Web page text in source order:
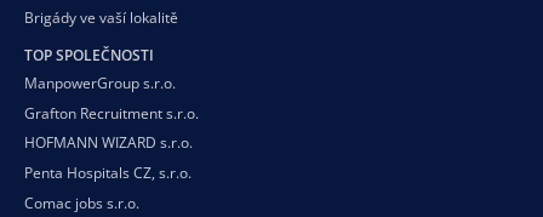
Brigády ve vaší lokalitě
TOP SPOLEČNOSTI
ManpowerGroup s.r.o.
Grafton Recruitment s.r.o.
HOFMANN WIZARD s.r.o.
Penta Hospitals CZ, s.r.o.
Comac jobs s.r.o.